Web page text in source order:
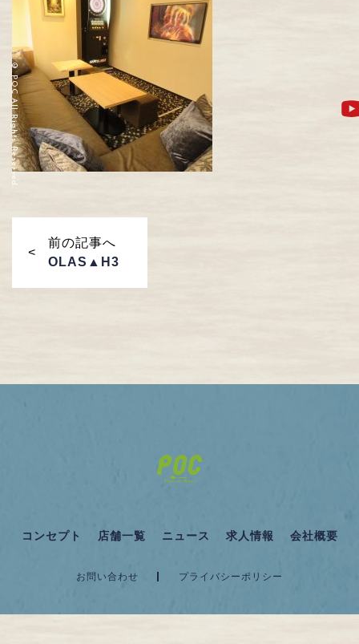
前の記事へ
OLAS▲H3
コンセプト 店舗一覧 ニュース 求人情報 会社概要
お問い合わせ プライバシーポリシー
© POC All Rights Reserved.